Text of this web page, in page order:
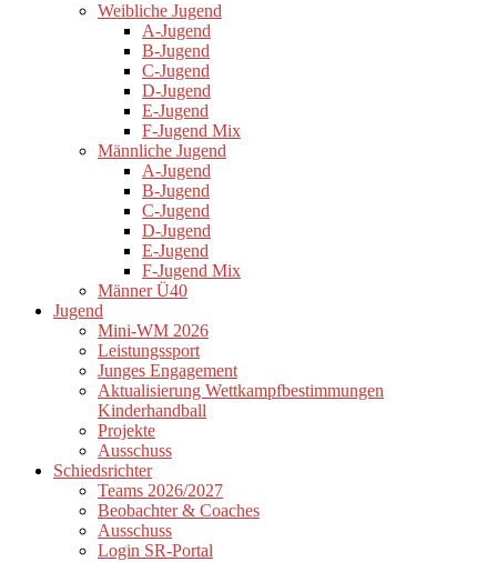
Weibliche Jugend
A-Jugend
B-Jugend
C-Jugend
D-Jugend
E-Jugend
F-Jugend Mix
Männliche Jugend
A-Jugend
B-Jugend
C-Jugend
D-Jugend
E-Jugend
F-Jugend Mix
Männer Ü40
Jugend
Mini-WM 2026
Leistungssport
Junges Engagement
Aktualisierung Wettkampfbestimmungen
Kinderhandball
Projekte
Ausschuss
Schiedsrichter
Teams 2026/2027
Beobachter & Coaches
Ausschuss
Login SR-Portal